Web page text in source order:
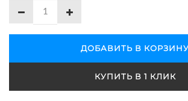
ДОБАВИТЬ В
КУПИТЬ В 1 КЛИК